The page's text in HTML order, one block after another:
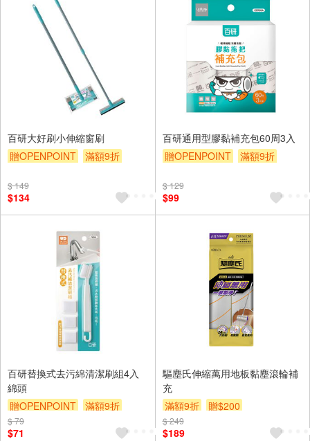
百研大好刷小伸縮窗刷
贈OPENPOINT
滿額9折
$ 149
$134
百研通用型膠黏補充包60周3入
贈OPENPOINT
滿額9折
$ 129
$99
百研替換式去污綿清潔刷組4入
綿頭
贈OPENPOINT
滿額9折
贈$200
$ 79
$71
驅塵氏伸縮萬用地板黏塵滾輪補
充
滿額9折
贈$200
$ 249
$189